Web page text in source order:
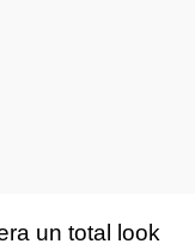
un total look